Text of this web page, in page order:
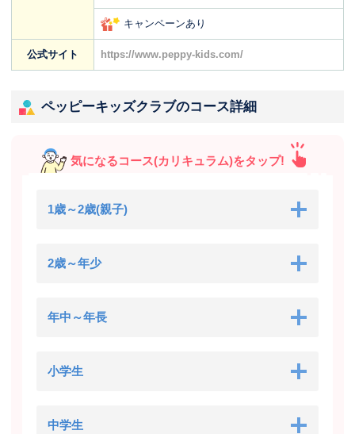
キャンペーンあり
公式サイト https://www.peppy-kids.com/
ペッピーキッズクラブのコース詳細
気になるコース(カリキュラム)をタップ!
1歳～2歳(親子)
2歳～年少
年中～年長
小学生
中学生